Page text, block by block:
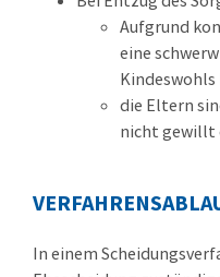
Aufgrund
eine
die Eltern
nicht gewillt
In einem